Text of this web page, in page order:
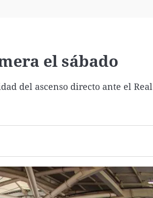
el sábado
del ascenso directo ante el Real